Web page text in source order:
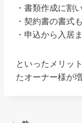
・書類作成に割
・契約書の書式
・申込から入居
といったメリッ
たオーナー様が